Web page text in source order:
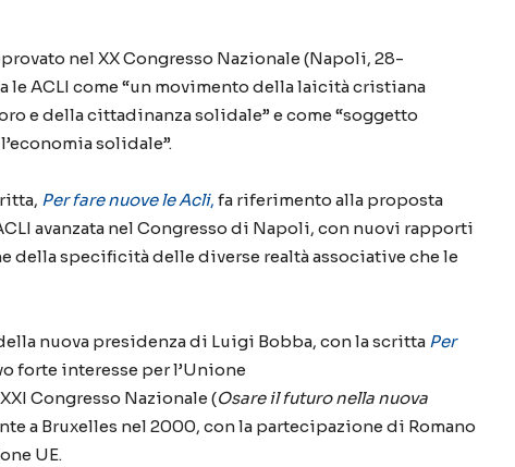
nel XXCongresso Nazionale (Napoli, 28-
le ACLI come “un movimento della laicità cristiana
e della cittadinanza solidale” e come “soggetto
solidale”.
Per fare nuove le Acli, fa riferimento alla proposta
avanzata nel Congresso di Napoli, con nuovi rapporti
della specificitàdelle diverse realtà associative che le
nuova presidenza di Luigi Bobba, con la scritta Per
forte interesse per l’Unione
Congresso Nazionale (Osare il futuro nella nuova
a Bruxelles nel 2000, con la partecipazione di Romano
UE.